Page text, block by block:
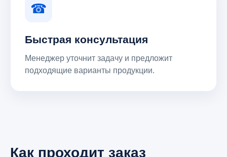
☎
Быстрая консультация
Менеджер уточнит задачу и предложит
подходящие варианты продукции.
Как проходит заказ